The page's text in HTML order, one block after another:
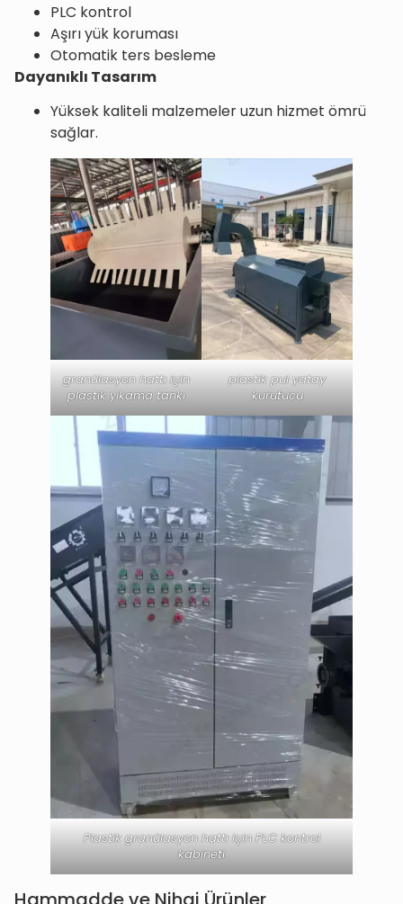
PLC kontrol
Aşırı yük koruması
Otomatik ters besleme
Dayanıklı Tasarım
Yüksek kaliteli malzemeler uzun hizmet ömrü
sağlar.
granülasyon hattı için
plastik yıkama tankı
plastik pul yatay
kurutucu
Plastik granülasyon hattı için PLC kontrol
kabineti